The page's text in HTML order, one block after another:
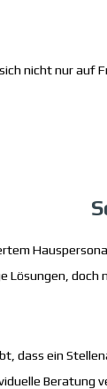
nicht nur auf
Lösungen, doch
dass ein
Beratung